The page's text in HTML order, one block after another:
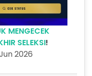
MENGECEK
SELEKSI!
2026